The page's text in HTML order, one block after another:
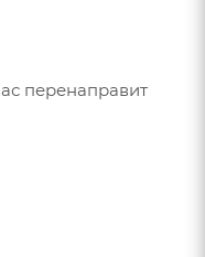
перенаправит